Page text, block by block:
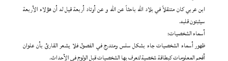
ابن عربي كان متنقلاً في بلاد الله باحثاً عن الله و عن أوتاد أربعة قيل له أن هؤلاء الأربعة
سيثبتون قلبه.
أسماء الشخصيات:
ظهور أسماء الشخصيات جاء بشكل سلس ومتدرج في الفصول فلا يشعر القارئ بأن علوان
أقحم المعلومات كبطاقة شخصية لتعرف بها الشخصيات قبل الولوج في الأحداث.